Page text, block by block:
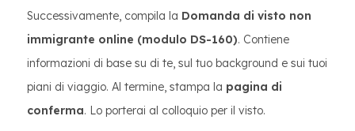
Successivamente, compila la Domanda di visto non
immigrante online (modulo DS-160). Contiene
informazioni di base su di te, sul tuo background e sui tuoi
piani di viaggio. Al termine, stampa la pagina di
conferma. Lo porterai al colloquio per il visto.